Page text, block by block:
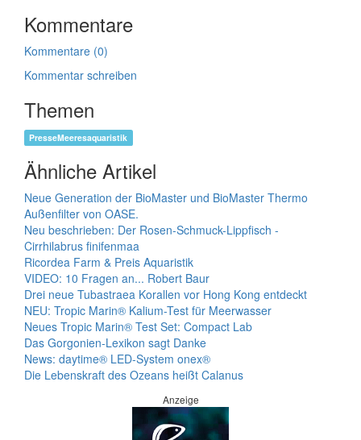
Kommentare
Kommentare (0)
Kommentar schreiben
Themen
PresseMeeresaquaristik
Ähnliche Artikel
Neue Generation der BioMaster und BioMaster Thermo
Außenfilter von OASE.
Neu beschrieben: Der Rosen-Schmuck-Lippfisch -
Cirrhilabrus finifenmaa
Ricordea Farm & Preis Aquaristik
VIDEO: 10 Fragen an... Robert Baur
Drei neue Tubastraea Korallen vor Hong Kong entdeckt
NEU: Tropic Marin® Kalium-Test für Meerwasser
Neues Tropic Marin® Test Set: Compact Lab
Das Gorgonien-Lexikon sagt Danke
News: daytime® LED-System onex®
Die Lebenskraft des Ozeans heißt Calanus
Anzeige